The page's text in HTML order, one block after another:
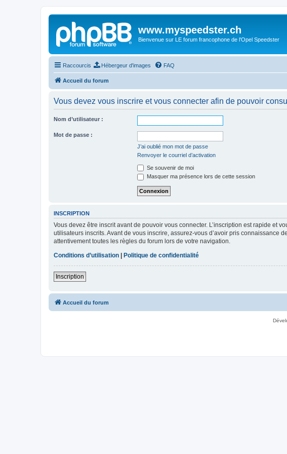
www.myspeedster.ch
Bienvenue sur LE forum francophone de l'Opel Speedster
Raccourcis Hébergeur d'images FAQ
Accueil du forum
Vous devez vous inscrire et vous connecter afin de pouvoir
Nom d’utilisateur :
Mot de passe :
J’ai oublié mon mot de passe
Renvoyer le courriel d’activation
Se souvenir de moi
Masquer ma présence lors de cette session
INSCRIPTION
Vous devez être inscrit avant de pouvoir vous connecter. L’inscription est rapide et
utilisateurs inscrits. Avant de vous inscrire, assurez-vous d’avoir pris
attentivement toutes les règles du forum lors de votre navigation.
Conditions d’utilisation
Politique de confidentialité
Inscription
Accueil du forum